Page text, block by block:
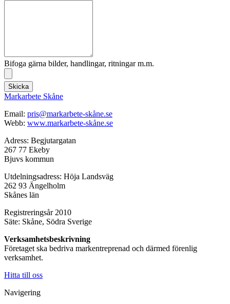
Bifoga gärna bilder, handlingar, ritningar m.m.
Skicka
Markarbete Skåne
Email: pris@markarbete-skåne.se
Webb: www.markarbete-skåne.se
Adress: Begjutargatan
267 77 Ekeby
Bjuvs kommun
Utdelningsadress: Höja Landsväg
262 93 Ängelholm
Skånes län
Registreringsår 2010
Säte: Skåne, Södra Sverige
Verksamhetsbeskrivning
Företaget ska bedriva markentreprenad och därmed förenlig
verksamhet.
Hitta till oss
Navigering